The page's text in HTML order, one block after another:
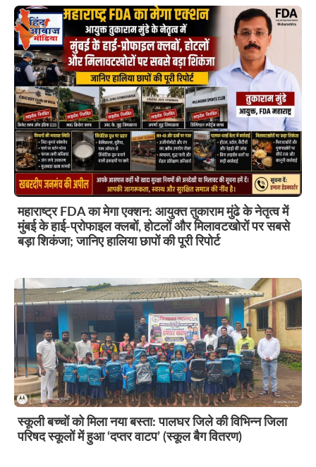
महाराष्ट्र FDA का मेगा एक्शन: आयुक्त तुकाराम मुंढे के नेतृत्व में
मुंबई के हाई-प्रोफाइल क्लबों, होटलों और मिलावटखोरों पर सबसे
बड़ा शिकंजा; जानिए हालिया छापों की पूरी रिपोर्ट
स्कूली बच्चों को मिला नया बस्ता: पालघर जिले की विभिन्न जिला
परिषद स्कूलों में हुआ ‘दप्तर वाटप’ (स्कूल बैग वितरण)